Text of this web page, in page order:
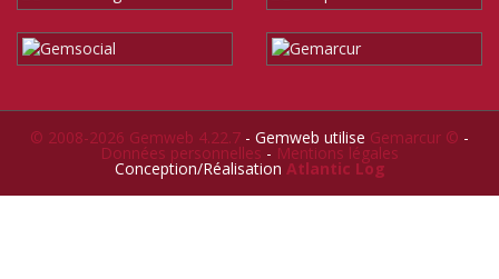
© 2008-2026 Gemweb 4.22.7 - Gemweb utilise Gemarcur © -
Données personnelles - Mentions légales
Conception/Réalisation Atlantic Log